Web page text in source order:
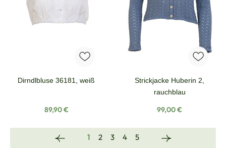
Dirndlbluse 36181, weiß
Regulärer Preis:
89,90 €
Strickjacke Huberin 2,
rauchblau
Regulärer Preis:
99,00 €
Seite
1 Seite
2 Seite
3 Seite
4 Seite
5